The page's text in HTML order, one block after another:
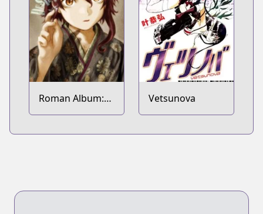
Roman Album:
Taishou Dennou
Vetsunova